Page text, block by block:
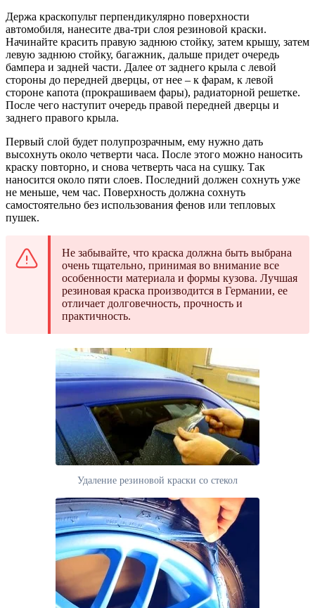
Держа краскопульт перпендикулярно поверхности
автомобиля, нанесите два-три слоя резиновой краски.
Начинайте красить правую заднюю стойку, затем крышу, затем
левую заднюю стойку, багажник, дальше придет очередь
бампера и задней части. Далее от заднего крыла с левой
стороны до передней дверцы, от нее – к фарам, к левой
стороне капота (прокрашиваем фары), радиаторной решетке.
После чего наступит очередь правой передней дверцы и
заднего правого крыла.
Первый слой будет полупрозрачным, ему нужно дать
высохнуть около четверти часа. После этого можно наносить
краску повторно, и снова четверть часа на сушку. Так
наносится около пяти слоев. Последний должен сохнуть уже
не меньше, чем час. Поверхность должна сохнуть
самостоятельно без использования фенов или тепловых
пушек.
Не забывайте, что краска должна быть выбрана
очень тщательно, принимая во внимание все
особенности материала и формы кузова. Лучшая
резиновая краска производится в Германии, ее
отличает долговечность, прочность и
практичность.
Удаление резиновой краски со стекол